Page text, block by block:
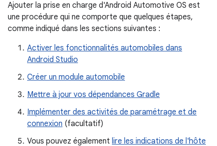
Ajouter la prise en charge d'Android Automotive OS est
une procédure qui ne comporte que quelques étapes,
comme indiqué dans les sections suivantes :
Activer les fonctionnalités automobiles dans
Android Studio
Créer un module automobile
Mettre à jour vos dépendances Gradle
Implémenter des activités de paramétrage et de
connexion (facultatif)
Vous pouvez également lire les indications de l'hôte